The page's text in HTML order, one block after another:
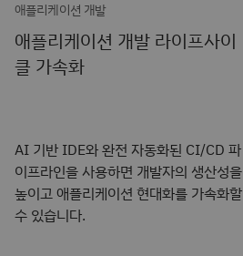
애플리케이션 개발
애플리케이션 개발 라이프사이
클 가속화
AI 기반 IDE와 완전 자동화된 CI/CD 파
이프라인을 사용하면 개발자의 생산성을
높이고 애플리케이션 현대화를 가속화할
수 있습니다.